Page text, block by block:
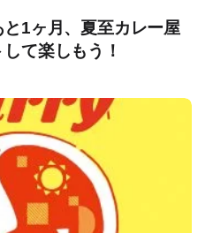
と1ヶ月、夏至カレー屋
て楽しもう！